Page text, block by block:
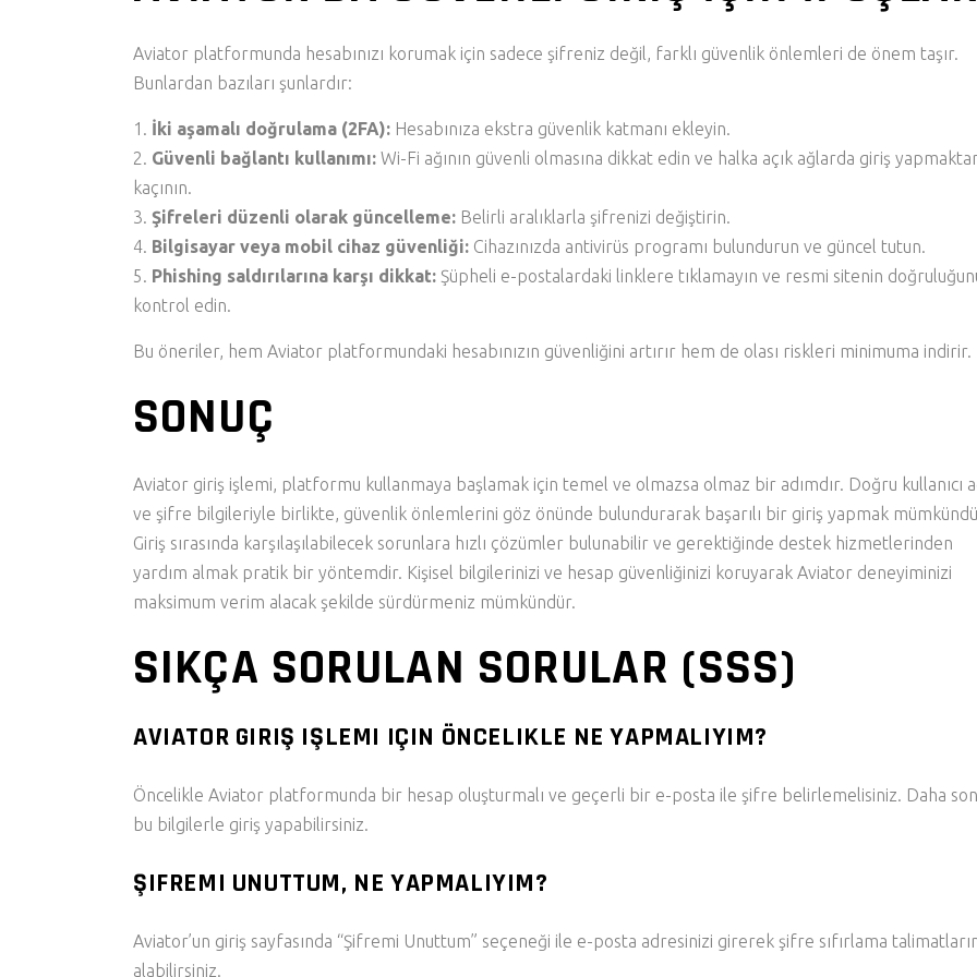
Aviator platformunda hesabınızı korumak için sadece şifreniz değil, farklı güvenlik önlemleri de önem taşır.
Bunlardan bazıları şunlardır:
İki aşamalı doğrulama (2FA): Hesabınıza ekstra güvenlik katmanı ekleyin.
Güvenli bağlantı kullanımı: Wi-Fi ağının güvenli olmasına dikkat edin ve halka açık ağlarda giriş
kaçının.
Şifreleri düzenli olarak güncelleme: Belirli aralıklarla şifrenizi değiştirin.
Bilgisayar veya mobil cihaz güvenliği: Cihazınızda antivirüs programı bulundurun ve güncel tutun.
Phishing saldırılarına karşı dikkat: Şüpheli e-postalardaki linklere tıklamayın ve resmi sitenin
kontrol edin.
Bu öneriler, hem Aviator platformundaki hesabınızın güvenliğini artırır hem de olası riskleri minimuma indirir.
SONUÇ
Aviator giriş işlemi, platformu kullanmaya başlamak için temel ve olmazsa olmaz bir adımdır. Doğru kullanıcı
ve şifre bilgileriyle birlikte, güvenlik önlemlerini göz önünde bulundurarak başarılı bir giriş yapmak
Giriş sırasında karşılaşılabilecek sorunlara hızlı çözümler bulunabilir ve gerektiğinde destek hizmetlerinden
yardım almak pratik bir yöntemdir. Kişisel bilgilerinizi ve hesap güvenliğinizi koruyarak Aviator deneyiminizi
maksimum verim alacak şekilde sürdürmeniz mümkündür.
SIKÇA SORULAN SORULAR (SSS)
AVIATOR GIRIŞ IŞLEMI IÇIN ÖNCELIKLE NE YAPMALIYIM?
Öncelikle Aviator platformunda bir hesap oluşturmalı ve geçerli bir e-posta ile şifre belirlemelisiniz. Daha
bu bilgilerle giriş yapabilirsiniz.
ŞIFREMI UNUTTUM, NE YAPMALIYIM?
Aviator’un giriş sayfasında “Şifremi Unuttum” seçeneği ile e-posta adresinizi girerek şifre sıfırlama
alabilirsiniz.